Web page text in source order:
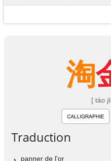
淘
[ táo
Traduction
panner de l'or